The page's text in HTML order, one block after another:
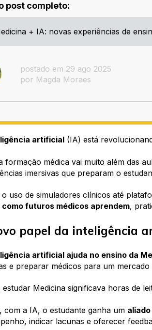
post completo:
+ IA: novas experiências de
postado em 29 ago 2025
por Magda Moraes
artificial (IA) está
formação médica vai muito além das
imersivas que preparam o
o uso de simuladores clínicos até
futuros médicos aprendem,
papel da inteligência
artificial ajuda no ensino da
e preparar médicos para um
estudar Medicina significava horas de
com a IA, o estudante ganha um
indicar lacunas e oferecer